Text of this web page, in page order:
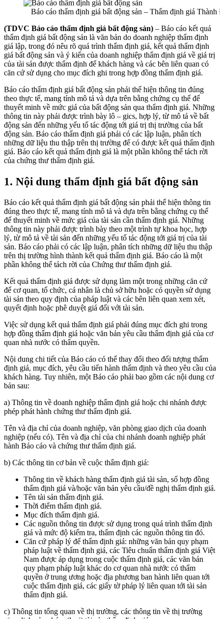
Báo cáo thẩm định giá bất động sản – Thẩm định giá
(TDVC Báo cáo thẩm định giá bất động sản) – Báo cáo kết quả
thẩm định giá bất động sản là văn bản do doanh nghiệp thẩm định
giá lập, trong đó nêu rõ quá trình thẩm định giá, kết quả thẩm định
giá bất động sản và ý kiến của doanh nghiệp thẩm định giá về giá trị
của tài sản được thẩm định để khách hàng và các bên liên quan có
căn cứ sử dụng cho mục đích ghi trong hợp đồng thẩm định giá.
Báo cáo thẩm định giá bất động sản phải thể hiện thông tin đúng
theo thực tế, mang tính mô tả và dựa trên bằng chứng cụ thể để
thuyết minh về mức giá của bất động sản qua thẩm định giá. Những
thông tin này phải được trình bày lô – gics, hợp lý, từ mô tả về bất
động sản đến những yếu tố tác động tới giá trị thị trường của bất
động sản. Báo cáo thẩm định giá phải có các lập luận, phân tích
những dữ liệu thu thập trên thị trường để có được kết quả thẩm định
giá. Báo cáo kết quả thẩm định giá là một phần không thể tách rời
của chứng thư thẩm định giá.
1. Nội dung thẩm định giá bất động sản
Báo cáo kết quả thẩm định giá bất động sản phải thể hiện thông tin
đúng theo thực tế, mang tính mô tả và dựa trên bằng chứng cụ thể
để thuyết minh về mức giá của tài sản cần thẩm định giá. Những
thông tin này phải được trình bày theo một trình tự khoa học, hợp
lý, từ mô tả về tài sản đến những yếu tố tác động tới giá trị của tài
sản. Báo cáo phải có các lập luận, phân tích những dữ liệu thu thập
trên thị trường hình thành kết quả thẩm định giá. Báo cáo là một
phần không thể tách rời của Chứng thư thẩm định giá.
Kết quả thẩm định giá được sử dụng làm một trong những căn cứ
để cơ quan, tổ chức, cá nhân là chủ sở hữu hoặc có quyền sử dụng
tài sản theo quy định của pháp luật và các bên liên quan xem xét,
quyết định hoặc phê duyệt giá đối với tài sản.
Việc sử dụng kết quả thẩm định giá phải đúng mục đích ghi trong
hợp đồng thẩm định giá hoặc văn bản yêu cầu thẩm định giá của cơ
quan nhà nước có thẩm quyền.
Nội dung chi tiết của Báo cáo có thể thay đổi theo đối tượng thẩm
định giá, mục đích, yêu cầu tiến hành thẩm định và theo yêu cầu của
khách hàng. Tuy nhiên, một Báo cáo phải bao gồm các nội dung cơ
bản sau:
a) Thông tin về doanh nghiệp thẩm định giá hoặc chi nhánh được
phép phát hành chứng thư thẩm định giá.
Tên và địa chỉ của doanh nghiệp, văn phòng giao dịch của doanh
nghiệp (nếu có). Tên và địa chỉ của chi nhánh doanh nghiệp phát
hành Báo cáo và chứng thư thẩm định giá.
b) Các thông tin cơ bản về cuộc thẩm định giá:
Thông tin về khách hàng thẩm định giá tài sản, số hợp đồng
thẩm định giá và/hoặc văn bản yêu cầu/đề nghị thẩm định giá.
Tên tài sản thẩm định giá.
Thời điểm thẩm định giá.
Mục đích thẩm định giá.
Các nguồn thông tin được sử dụng trong quá trình thẩm định
giá và mức độ kiểm tra, thẩm định các nguồn thông tin đó.
Căn cứ pháp lý để thẩm định giá: những văn bản quy phạm
pháp luật về thẩm định giá, các Tiêu chuẩn thẩm định giá Việt
Nam được áp dụng trong cuộc thẩm định giá, các văn bản
quy phạm pháp luật khác do cơ quan nhà nước có thẩm
quyền ở trung ương hoặc địa phương ban hành liên quan tới
cuộc thẩm định giá, các giấy tờ pháp lý liên quan tới tài sản
thẩm định giá.
c) Thông tin tổng quan về thị trường, các thông tin về thị trường